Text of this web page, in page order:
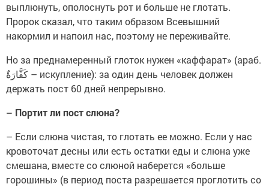
выплюнуть, ополоснуть рот и больше не глотать.
Пророк сказал, что таким образом Всевышний
накормил и напоил нас, поэтому не переживайте.
Но за преднамеренный глоток нужен «каффарат» (араб.
كَفَّارَةٌ – искупление): за один день человек должен
держать пост 60 дней непрерывно.
– Портит ли пост слюна?
– Если слюна чистая, то глотать ее можно. Если у нас
кровоточат десны или есть остатки еды и слюна уже
смешана, вместе со слюной наберется «больше
горошины» (в период поста разрешается проглотить со